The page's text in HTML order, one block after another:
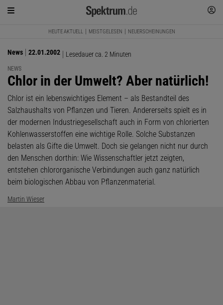
HEUTE AKTUELL MEISTGELESEN NEUERSCHEINUNGEN
News 22.01.2002 Lesedauer ca. 2 Minuten
NEWS
:
Chlor in der Umwelt? Aber natürlich!
Chlor ist ein lebenswichtiges Element – als Bestandteil des
Salzhaushalts von Pflanzen und Tieren. Andererseits spielt es in
der modernen Industriegesellschaft auch in Form von chlorierten
Kohlenwasserstoffen eine wichtige Rolle. Solche Substanzen
belasten als Gifte die Umwelt. Doch sie gelangen nicht nur durch
den Menschen dorthin: Wie Wissenschaftler jetzt zeigten,
entstehen chlororganische Verbindungen auch ganz natürlich
beim biologischen Abbau von Pflanzenmaterial.
Martin Wieser